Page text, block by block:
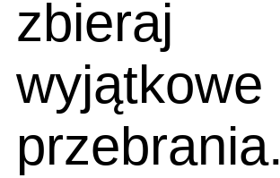
zbieraj
wyjątkowe
przebrania.